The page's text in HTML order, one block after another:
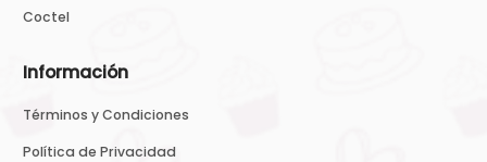
Coctel
Información
Términos y Condiciones
Política de Privacidad